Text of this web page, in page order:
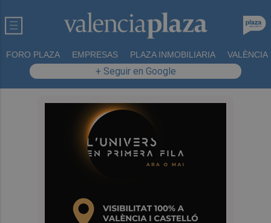
FORO PLAZA EMPRESAS PLAZA INMOBILIARIA VALÈNCIA
+ Seguir en Google